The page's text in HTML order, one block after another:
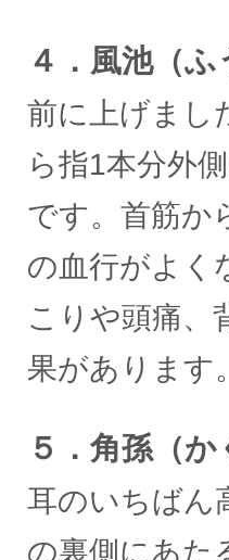
４．風池（ふ
前に上げまし
ら指1本分外
です。首筋か
の血行がよく
こりや頭痛、
果があります。
５．角孫（か
耳のいちばん
の裏側にあた